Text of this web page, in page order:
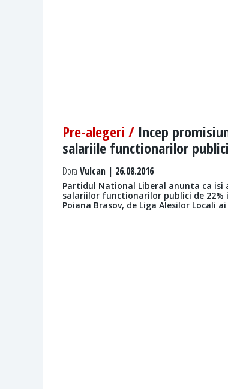
Pre-alegeri / Incep
salariile functionarilor publici
Dora Vulcan | 26.08.2016
Partidul National Liberal anunta ca isi
salariilor functionarilor publici de 22%
Poiana Brasov, de Liga Alesilor Locali